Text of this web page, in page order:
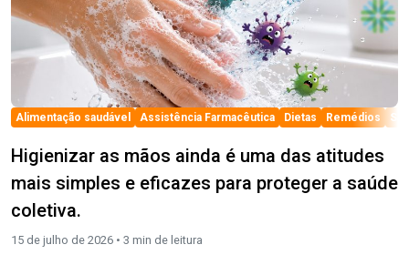
Alimentação saudável Assistência Farmacêutica Dietas Remédios
Higienizar as mãos ainda é uma das atitudes
mais simples e eficazes para proteger a saúde
coletiva.
15 de julho de 2026 • 3 min de leitura